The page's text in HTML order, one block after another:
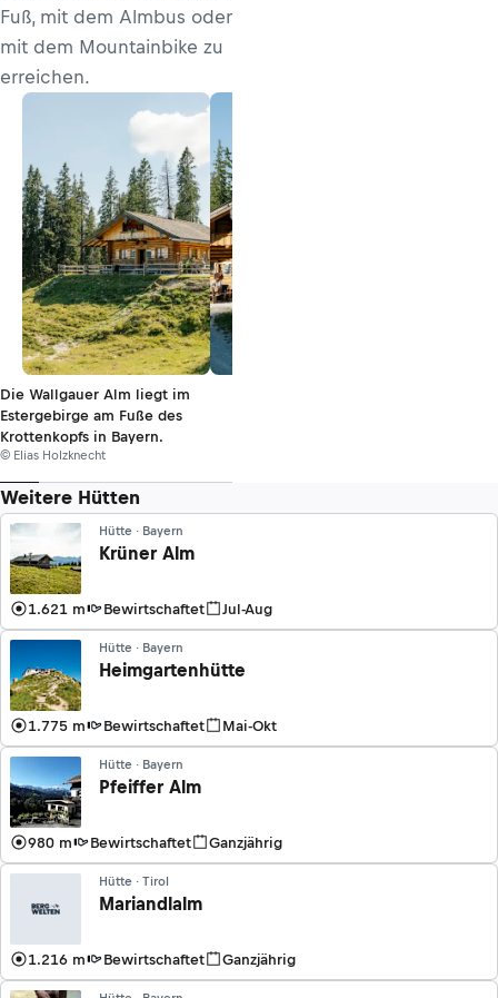
Fuß, mit dem Almbus oder
mit dem Mountainbike zu
erreichen.
Die Wallgauer Alm liegt im
Estergebirge am Fuße des
Krottenkopfs in Bayern.
© Elias Holzknecht
Weitere Hütten
Hütte · Bayern
Krüner Alm
1.621 m Bewirtschaftet Jul-Aug
Hütte · Bayern
Heimgartenhütte
1.775 m Bewirtschaftet Mai-Okt
Hütte · Bayern
Pfeiffer Alm
980 m Bewirtschaftet Ganzjährig
Hütte · Tirol
Mariandlalm
1.216 m Bewirtschaftet Ganzjährig